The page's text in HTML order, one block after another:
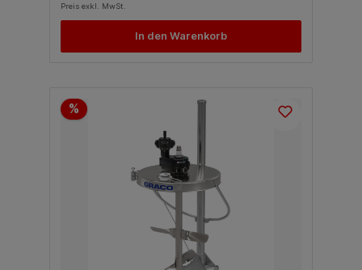
Preis exkl. MwSt.
In den Warenkorb
%